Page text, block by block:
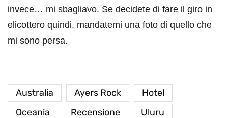
invece… mi sbagliavo. Se decidete di fare il giro in
elicottero quindi, mandatemi una foto di quello che
mi sono persa.
Australia Ayers Rock
Hotel
Oceania
Recensione Uluru